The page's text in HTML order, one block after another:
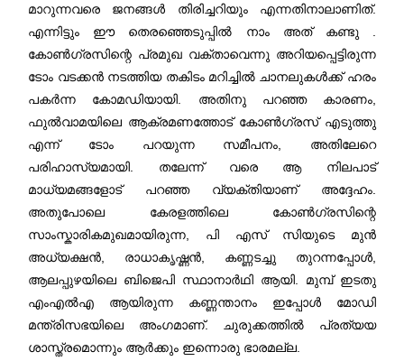
മാറുന്നവരെ ജനങ്ങൾ തിരിച്ചറിയും എന്നതിനാലാണിത്.
എന്നിട്ടും ഈ തെരഞ്ഞെടുപ്പിൽ നാം അത് കണ്ടു .
കോൺഗ്രസിന്റെ പ്രമുഖ വക്താവെന്നു അറിയപ്പെട്ടിരുന്ന
ടോം വടക്കൻ നടത്തിയ തകിടം മറിച്ചിൽ ചാനലുകൾക്ക് ഹരം
പകർന്ന കോമഡിയായി. അതിനു പറഞ്ഞ കാരണം,
ഫുൽവാമയിലെ ആക്രമണത്തോട് കോൺഗ്രസ് എടുത്തു
എന്ന് ടോം പറയുന്ന സമീപനം, അതിലേറെ
പരിഹാസ്യമായി. തലേന്ന് വരെ ആ നിലപാട്
മാധ്യമങ്ങളോട് പറഞ്ഞ വ്യക്തിയാണ് അദ്ദേഹം.
അതുപോലെ കേരളത്തിലെ കോൺഗ്രസിന്റെ
സാംസ്കാരികമുഖമായിരുന്ന, പി എസ് സിയുടെ മുൻ
അധ്യക്ഷൻ, രാധാകൃഷ്ണൻ, കണ്ണടച്ചു തുറന്നപ്പോൾ,
ആലപ്പുഴയിലെ ബിജെപി സ്ഥാനാർഥി ആയി. മുമ്പ് ഇടതു
എംഎൽഎ ആയിരുന്ന കണ്ണന്താനം ഇപ്പോൾ മോഡി
മന്ത്രിസഭയിലെ അംഗമാണ്. ചുരുക്കത്തിൽ പ്രത്യയ
ശാസ്ത്രമൊന്നും ആർക്കും ഇന്നൊരു ഭാരമല്ല.